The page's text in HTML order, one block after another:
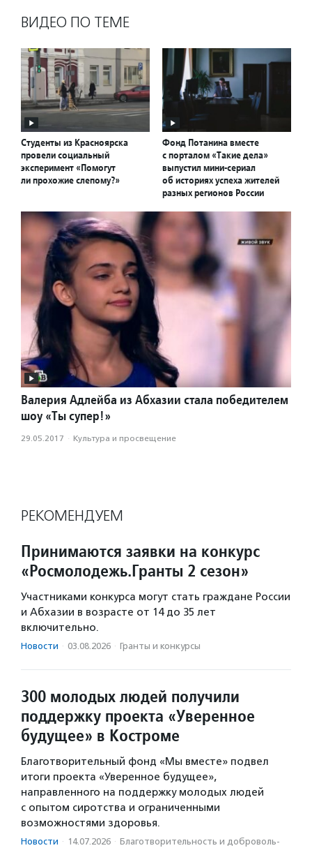
ВИДЕО ПО ТЕМЕ
Студенты из Красноярска
провели социальный
эксперимент «Помогут
ли прохожие слепому?»
Фонд Потанина вместе
с порталом «Такие дела»
выпустил мини-сериал
об историях успеха жителей
разных регионов России
Валерия Адлейба из Абхазии стала победителем
шоу «Ты супер!»
29.05.2017 · Культура и просвещение
РЕКОМЕНДУЕМ
Принимаются заявки на конкурс
«Росмолодежь.Гранты 2 сезон»
Участниками конкурса могут стать граждане России
и Абхазии в возрасте от 14 до 35 лет
включительно.
Новости · 03.08.2026 · Гранты и конкурсы
300 молодых людей получили
поддержку проекта «Уверенное
будущее» в Костроме
Благотворительный фонд «Мы вместе» подвел
итоги проекта «Уверенное будущее»,
направленного на поддержку молодых людей
с опытом сиротства и ограниченными
возможностями здоровья.
Новости · 14.07.2026 · Благотвори­тель­ность и доброволь­